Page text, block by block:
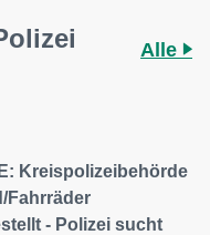
Alle
Kreispolizeibehörde
Fahrräder
- Polizei sucht